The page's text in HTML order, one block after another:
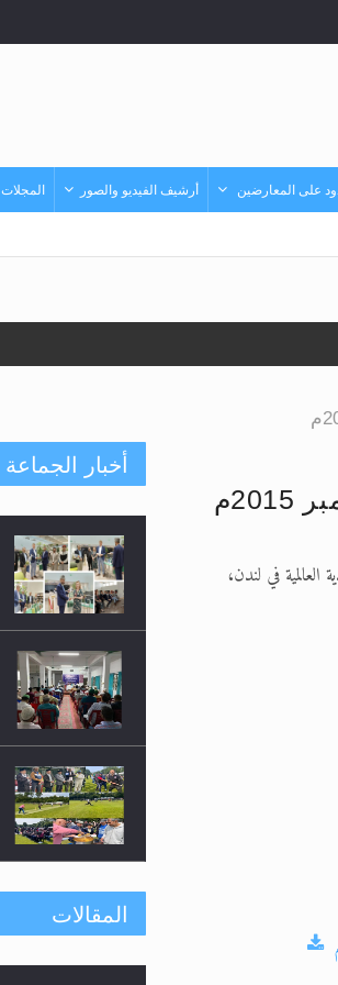
على المعارضين أرشيف الفيديو والصور المجلات
العربي >> المزيد
>> المزيد
في لندن،
أخبار الجماعة
المقالات